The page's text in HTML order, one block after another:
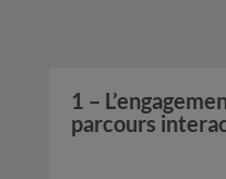
1 –
parcours